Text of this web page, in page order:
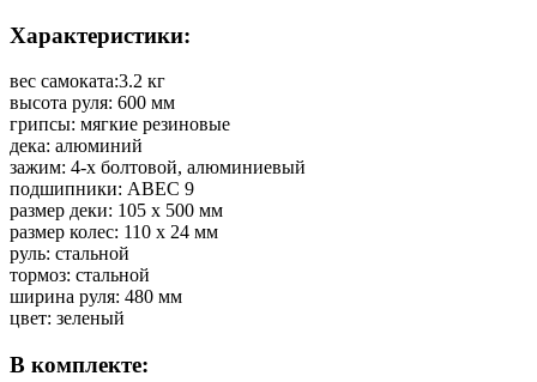
Характеристики:
вес самоката:3.2 кг
высота руля: 600 мм
грипсы: мягкие резиновые
дека: алюминий
зажим: 4-х болтовой, алюминиевый
подшипники: ABEC 9
размер деки: 105 х 500 мм
размер колес: 110 х 24 мм
руль: стальной
тормоз: стальной
ширина руля: 480 мм
цвет: зеленый
В комплекте: